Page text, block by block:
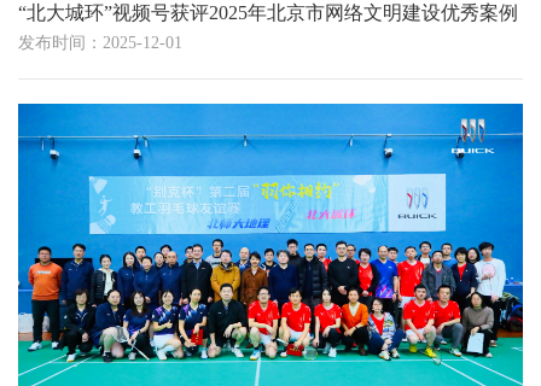
“北大城环”视频号获评2025年北京市网络文明建设优秀案例
发布时间：2025-12-01